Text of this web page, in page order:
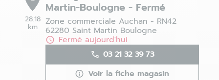
28.18
km
Martin-Boulogne - Fermé
Zone commerciale Auchan - RN42
62280 Saint Martin Boulogne
Fermé aujourd'hui
03 21 32 39 73
Voir la fiche magasin